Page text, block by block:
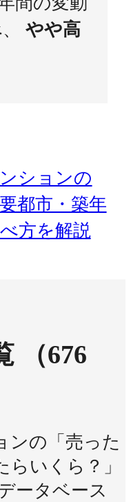
やや高
ンションの
都市・築年
方を解説
（676
ンの「売った
らいくら？」
ータベース